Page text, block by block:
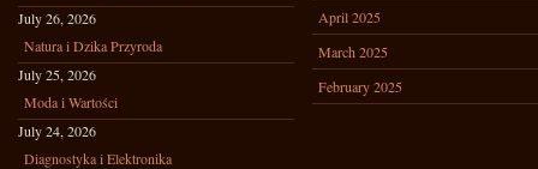
July 26, 2026
Natura i Dzika Przyroda
July 25, 2026
Moda i Wartości
July 24, 2026
Diagnostyka i Elektronika
April 2025
March 2025
February 2025